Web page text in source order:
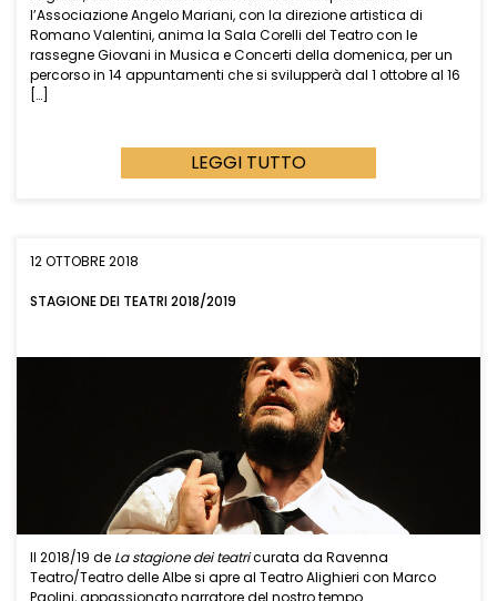
l’Associazione Angelo Mariani, con la direzione artistica di
Romano Valentini, anima la Sala Corelli del Teatro con le
rassegne Giovani in Musica e Concerti della domenica, per un
percorso in 14 appuntamenti che si svilupperà dal 1 ottobre al 16
[…]
LEGGI TUTTO
12 OTTOBRE 2018
STAGIONE DEI TEATRI 2018/2019
Il 2018/19 de La stagione dei teatricurata da Ravenna
Teatro/Teatro delle Albe si apre al Teatro Alighieri con Marco
Paolini, appassionato narratore del nostro tempo…